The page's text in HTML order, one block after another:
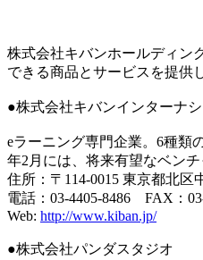
株式会社キバンホールディン
できる商品とサービスを提供
●株式会社キバンインターナ
eラーニング専門企業。6種類
年2月には、将来有望なベンチ
住所：〒114-0015 東京都北区
電話：03-4405-8486 FAX：
Web: http://www.kiban.jp/
●株式会社パンダスタジオ